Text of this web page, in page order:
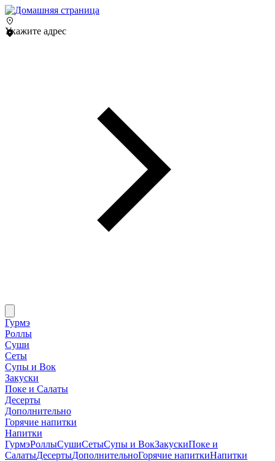
Укажите адрес
Гурмэ
Роллы
Суши
Сеты
Супы и Вок
Закуски
Поке и Салаты
Десерты
Дополнительно
Горячие напитки
Напитки
ГурмэРоллыСушиСетыСупы и ВокЗакускиПоке и
СалатыДесертыДополнительноГорячие напиткиНапитки